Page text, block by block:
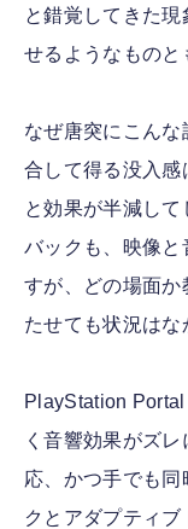
と錯覚してきた
せるようなものと
なぜ唐突にこん
合して得る没入感
と効果が半減し
バックも、映像と
すが、どの場面
たせても状況はな
PlayStation
く音響効果がズ
応、かつ手でも
クとアダプティ